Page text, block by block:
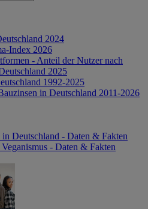
2024
Index 2026
- Anteil der Nutzer nach
2025
1992-2025
in Deutschland 2011-2026
in Deutschland - Daten & Fakten
- Daten & Fakten